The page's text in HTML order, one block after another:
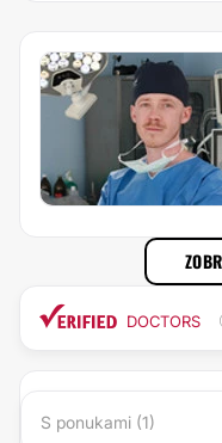
DOCTORS
S ponukami (1)